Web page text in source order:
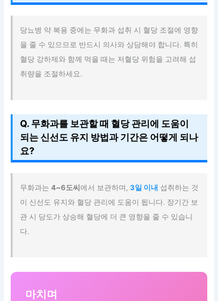
당뇨병 약 복용 중에는 무화과 섭취 시 혈당 조절에 영향
을 줄 수 있으므로 반드시 의사와 상담해야 합니다. 특히
혈당 강하제와 함께 먹을 때는 저혈당 위험을 고려해 섭
취량을 조절하세요.
Q. 무화과를 보관할 때 혈당 관리에 도움이
되는 신선도 유지 방법과 기간은 어떻게 되나
요?
무화과는4~6도씨 에서 보관하며,3일 이내 섭취하는 것
이 신선도 유지와 혈당 관리에 도움이 됩니다. 장기간 보
관 시 당도가 상승해 혈당에 더 큰 영향을 줄 수 있습니
다.
마치며